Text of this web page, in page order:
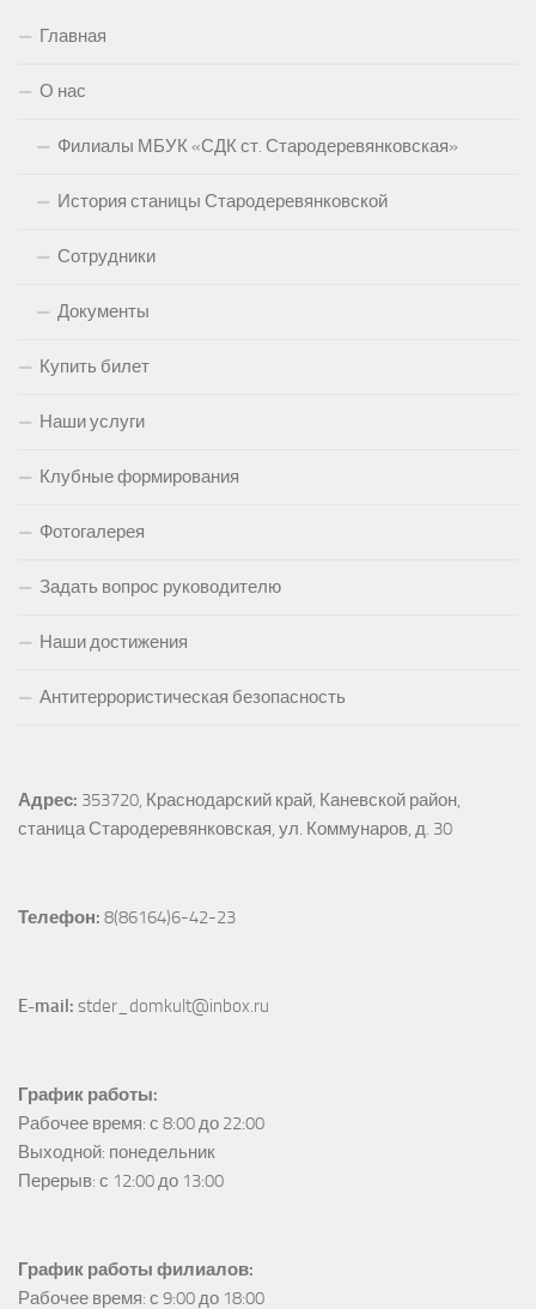
Главная
О нас
Филиалы МБУК «СДК ст. Стародеревянковская»
История станицы Стародеревянковской
Сотрудники
Документы
Купить билет
Наши услуги
Клубные формирования
Фотогалерея
Задать вопрос руководителю
Наши достижения
Антитеррористическая безопасность
Адрес: 353720, Краснодарский край, Каневской район,
станица Стародеревянковская, ул. Коммунаров, д. 30
Телефон: 8(86164)6-42-23
E-mail: stder_domkult@inbox.ru
График работы:
Рабочее время: с 8:00 до 22:00
Выходной: понедельник
Перерыв: с 12:00 до 13:00
График работы филиалов:
Рабочее время: с 9:00 до 18:00